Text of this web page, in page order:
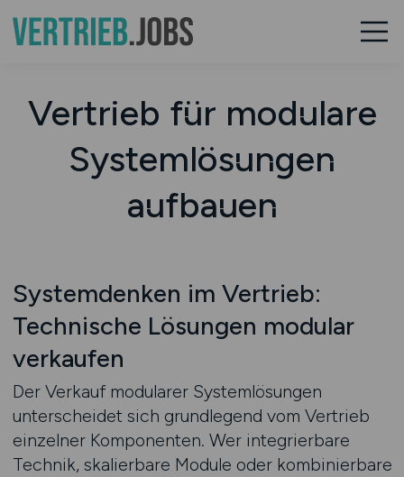
Vertrieb für modulare
Systemlösungen
aufbauen
Systemdenken im Vertrieb:
Technische Lösungen modular
verkaufen
Der Verkauf modularer Systemlösungen
unterscheidet sich grundlegend vom Vertrieb
einzelner Komponenten. Wer integrierbare
Technik, skalierbare Module oder kombinierbare